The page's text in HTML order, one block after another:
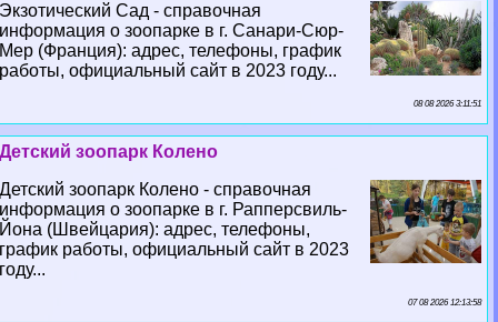
Экзотический Сад - справочная
информация о зоопарке в г. Санари-Сюр-
Мер (Франция): адрес, телефоны, график
работы, официальный сайт в 2023 году...
08 08 2026 3:11:51
Детский зоопарк Колено
Детский зоопарк Колено - справочная
информация о зоопарке в г. Рапперсвиль-
Йона (Швейцария): адрес, телефоны,
график работы, официальный сайт в 2023
году...
07 08 2026 12:13:58